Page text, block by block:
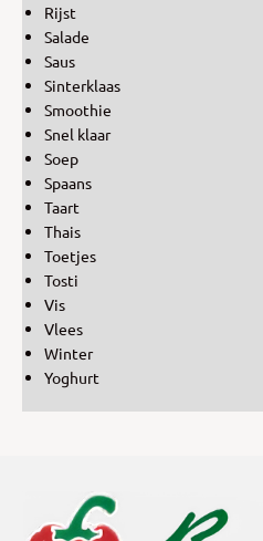
Rijst
Salade
Saus
Sinterklaas
Smoothie
Snel klaar
Soep
Spaans
Taart
Thais
Toetjes
Tosti
Vis
Vlees
Winter
Yoghurt